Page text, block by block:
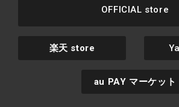
OFFICIAL store
楽天 store
au PAY マーケット